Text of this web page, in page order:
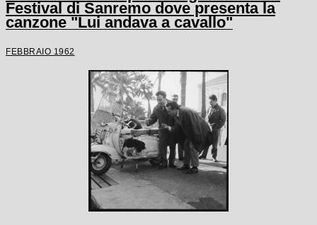
Festival di Sanremo dove presenta la
canzone "Lui andava a cavallo"
FEBBRAIO 1962